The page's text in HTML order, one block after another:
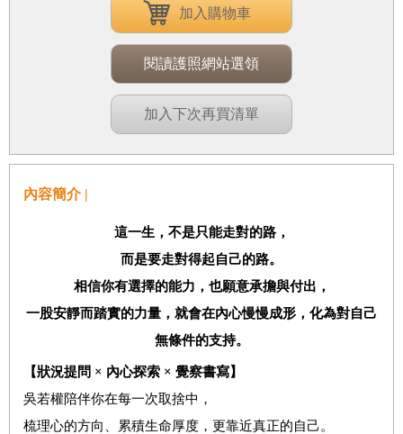
加入購物車
閱讀護照網站選領
加入下次再買清單
內容簡介 |
這一生，不是只能走對的路，
而是要走對得起自己的路。
相信你有選擇的能力，也願意承擔與付出，
一股安靜而踏實的力量，就會在內心慢慢成形，化為對自己
無條件的支持。
【狀況提問 × 內心探索 × 覺察書寫】
吳若權陪伴你在每一次取捨中，
梳理心的方向、累積生命厚度，更靠近真正的自己。